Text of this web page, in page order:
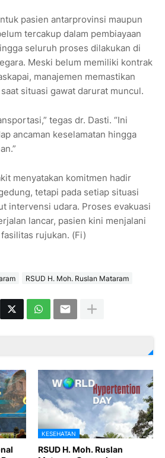
pasien antarprovinsi maupun
tercakup dalam pembiayaan
seluruh proses dilakukan di
Meski belum memiliki kontrak
manajemen memastikan
situasi gawat darurat muncul.
tegas dr. Dasti. “Ini
ancaman keselamatan hingga
menyatakan komitmen hadir
tetapi pada setiap situasi
intervensi udara. Proses evakuasi
lancar, pasien kini menjalani
rujukan. (Fi)
RSUD H. Moh. Ruslan Mataram
KESEHATAN
RSUD H. Moh. Ruslan